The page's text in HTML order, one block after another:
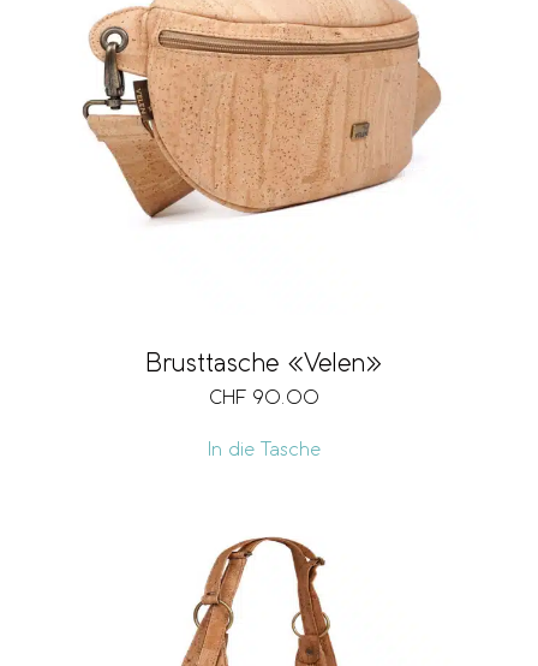
Brusttasche «Velen»
CHF 90.00
In die Tasche